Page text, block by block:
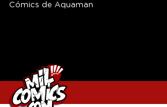
Cómics de Aquaman